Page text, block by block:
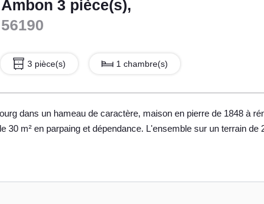
3 pièce(s),
3 pièce(s) 1 chambre(s)
dans un hameau de caractère, maison en pierre de 1848 à
30 m² en parpaing et dépendance. L'ensemble sur un terrain de